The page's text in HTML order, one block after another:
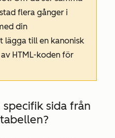
flera gånger i
din
lägga till en kanonisk
HTML-koden för
sida från